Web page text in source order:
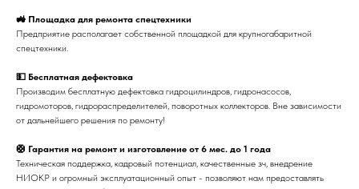
🚜 Площадка для ремонта спецтехники
Предприятие располагает собственной площадкой для крупногабаритной
спецтехники.
💵 Бесплатная дефектовка
Производим бесплатную дефектовка гидроцилиндров, гидронасосов,
гидромоторов, гидрораспределителей, поворотных коллекторов. Вне зависимости
от дальнейшего решения по ремонту!
🛟 Гарантия на ремонт и изготовление от 6 мес. до 1 года
Техническая поддержка, кадровый потенциал, качественные зч, внедрение
НИОКР и огромный эксплуатационный опыт - позволяют нам предоставлять